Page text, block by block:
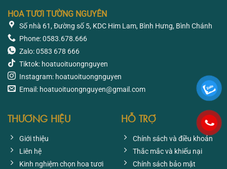
HOA TƯƠI TƯỜNG NGUYÊN
Số nhà 61, Đường số 5, KDC Him Lam, Bình Hưng, Bình Chánh
Phone: 0583.678.666
Zalo: 0583 678 666
Tiktok: hoatuoituongnguyen
Instagram: hoatuoituongnguyen
Email: hoatuoituongnguyen@gmail.com
THƯƠNG HIỆU
Giới thiệu
Liên hệ
Kinh nghiệm chọn hoa tươi
HỖ TRỢ
Chính sách và điều khoản
Thắc mắc và khiếu nại
Chính sách bảo mật